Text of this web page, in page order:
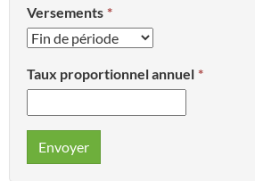
Versements
Taux proportionnel annuel
Envoyer